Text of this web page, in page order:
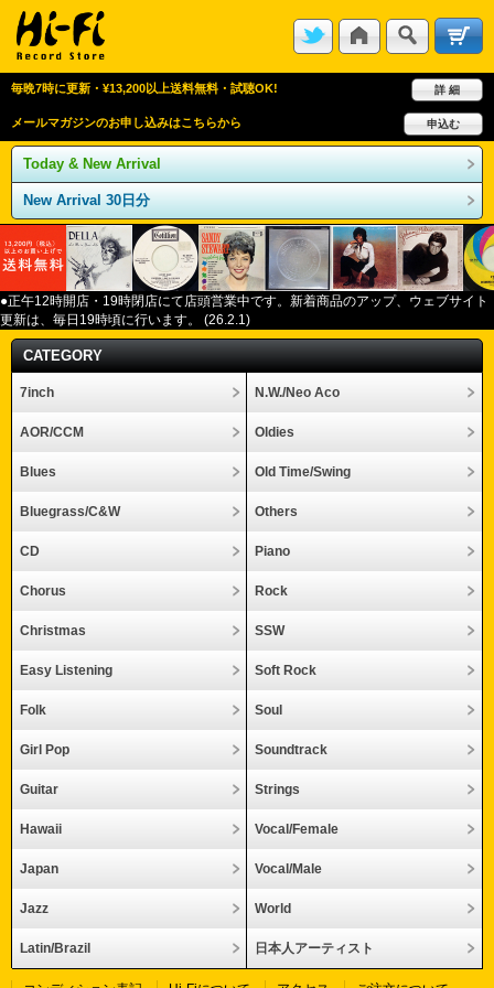
毎晩7時に更新・¥13,200以上送料無料・試聴OK! 詳 細
メールマガジンのお申し込みはこちらから 申込む
Today & New Arrival
New Arrival 30日分
●正午12時開店・ 19時閉店にて店頭営業中です。新着商品のアップ、ウェブサイト
更新は、毎日 19時頃に行います。 (26.2.1)
CATEGORY
7inch N.W./Neo Aco
AOR/CCM Oldies
Blues Old Time/Swing
Bluegrass/C&W Others
CD Piano
Chorus Rock
Christmas SSW
Easy Listening Soft Rock
Folk Soul
Girl Pop Soundtrack
Guitar Strings
Hawaii Vocal/Female
Japan Vocal/Male
Jazz World
Latin/Brazil 日本人アーティスト